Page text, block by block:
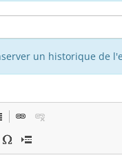
un historique de